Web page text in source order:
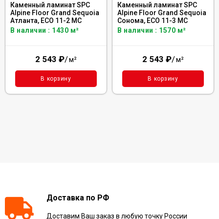
Каменный ламинат SPC
Alpine Floor Grand Sequoia
Атланта, ECO 11-2 MC
В наличии : 1430 м²
2 543 ₽/м²
В корзину
Каменный ламинат SPC
Alpine Floor Grand Sequoia
Сонома, ECO 11-3 MC
В наличии : 1570 м²
2 543 ₽/м²
В корзину
Доставка по РФ
Доставим Ваш заказ в любую точку России